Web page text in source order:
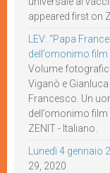
appeared first on
LEV: “Papa
dell’omonimo
Volume
Viganò e
Francesco. Un
dell’omonimo
ZENIT - Italiano.
Lunedì 4
29, 2020